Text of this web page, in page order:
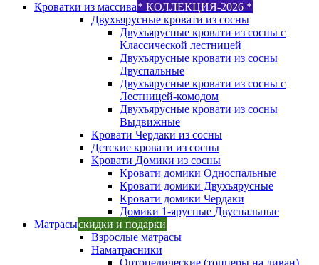
Кроватки из массива* КОЛЛЕКЦИЯ-2026 *
Двухъярусные кровати из сосны
Двухъярусные кровати из сосны с
Классической лестницей
Двухъярусные кровати из сосны
Двуспальные
Двухъярусные кровати из сосны с
Лестницей-комодом
Двухъярусные кровати из сосны
Выдвижные
Кровати Чердаки из сосны
Детские кровати из сосны
Кровати Домики из сосны
Кровати домики Односпальные
Кровати домики Двухъярусные
Кровати домики Чердаки
Домики 1-ярусные Двуспальные
Матрасыскидки и подарки
Взрослые матрасы
Наматрасники
Ортопедические (топперы на диван)